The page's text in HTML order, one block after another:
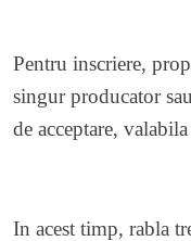
Pentru inscriere,
singur producator
de acceptare,
In acest timp, rabla